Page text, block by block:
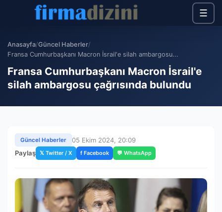
☰
Anasayfa/Güncel Haberler/
Fransa Cumhurbaşkanı Macron İsrail'e silah ambargosu...
Fransa Cumhurbaşkanı Macron İsrail'e
silah ambargosu çağrısında bulundu
Güncel Haberler
05 Ekim 2024, 20:09
Paylaş 𝕏 Twitter / X f Facebook 💬 WhatsApp